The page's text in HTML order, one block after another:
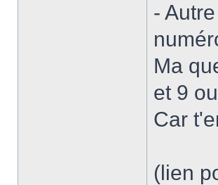
-
Ma
et 9
Car
(lien